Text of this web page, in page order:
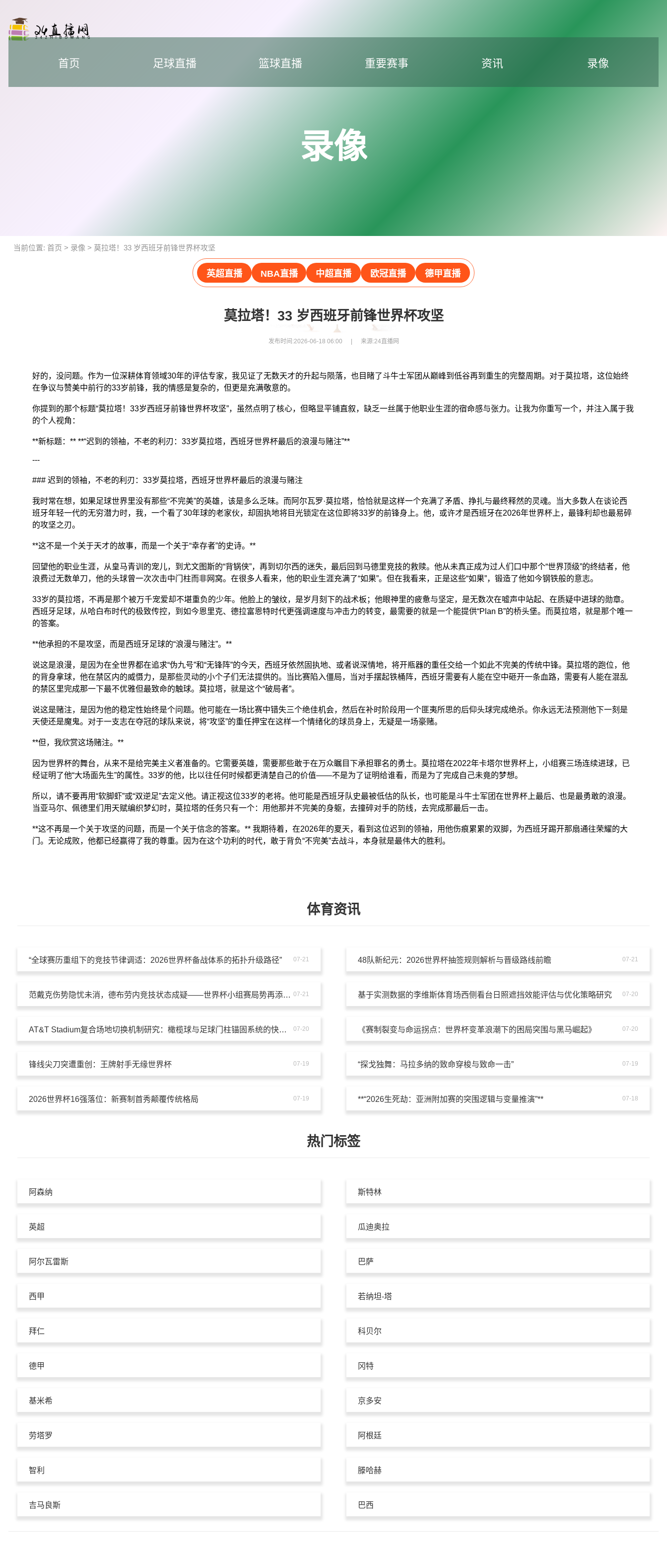
首页 足球直播 篮球直播 重要赛事 资讯 录像
录像
当前位置: 首页 > 录像 > 莫拉塔！33 岁西班牙前锋世界杯攻坚
英超直播 NBA直播 中超直播 欧冠直播 德甲直播
莫拉塔！33 岁西班牙前锋世界杯攻坚
发布时间:2026-06-18 06:00 来源:24直播网
好的，没问题。作为一位深耕体育领域30年的评估专家，我见证了无数天才的升起与陨落，也目睹了斗牛士军团从巅峰到低谷再到重生的完整周期。对于莫拉塔，这位始终
在争议与赞美中前行的33岁前锋，我的情感是复杂的，但更是充满敬意的。
你提到的那个标题“莫拉塔！33岁西班牙前锋世界杯攻坚”，虽然点明了核心，但略显平铺直叙，缺乏一丝属于他职业生涯的宿命感与张力。让我为你重写一个，并注入属于我
的个人视角：
**新标题：** **“迟到的领袖，不老的利刃：33岁莫拉塔，西班牙世界杯最后的浪漫与赌注”**
---
### 迟到的领袖，不老的利刃：33岁莫拉塔，西班牙世界杯最后的浪漫与赌注
我时常在想，如果足球世界里没有那些“不完美”的英雄，该是多么乏味。而阿尔瓦罗·莫拉塔，恰恰就是这样一个充满了矛盾、挣扎与最终释然的灵魂。当大多数人在谈论西
班牙年轻一代的无穷潜力时，我，一个看了30年球的老家伙，却固执地将目光锁定在这位即将33岁的前锋身上。他，或许才是西班牙在2026年世界杯上，最锋利却也最易碎
的攻坚之刃。
**这不是一个关于天才的故事，而是一个关于“幸存者”的史诗。**
回望他的职业生涯，从皇马青训的宠儿，到尤文图斯的“背锅侠”，再到切尔西的迷失，最后回到马德里竞技的救赎。他从未真正成为过人们口中那个“世界顶级”的终结者，他
浪费过无数单刀，他的头球曾一次次击中门柱而非网窝。在很多人看来，他的职业生涯充满了“如果”。但在我看来，正是这些“如果”，锻造了他如今钢铁般的意志。
33岁的莫拉塔，不再是那个被万千宠爱却不堪重负的少年。他脸上的皱纹，是岁月刻下的战术板；他眼神里的疲惫与坚定，是无数次在嘘声中站起、在质疑中进球的勋章。
西班牙足球，从哈白布时代的极致传控，到如今恩里克、德拉富恩特时代更强调速度与冲击力的转变，最需要的就是一个能提供“Plan B”的桥头堡。而莫拉塔，就是那个唯一
的答案。
**他承担的不是攻坚，而是西班牙足球的“浪漫与赌注”。**
说这是浪漫，是因为在全世界都在追求“伪九号”和“无锋阵”的今天，西班牙依然固执地、或者说深情地，将开瓶器的重任交给一个如此不完美的传统中锋。莫拉塔的跑位，他
的背身拿球，他在禁区内的威慑力，是那些灵动的小个子们无法提供的。当比赛陷入僵局，当对手摆起铁桶阵，西班牙需要有人能在空中砸开一条血路，需要有人能在混乱
的禁区里完成那一下最不优雅但最致命的触球。莫拉塔，就是这个“破局者”。
说这是赌注，是因为他的稳定性始终是个问题。他可能在一场比赛中错失三个绝佳机会，然后在补时阶段用一个匪夷所思的后仰头球完成绝杀。你永远无法预测他下一刻是
天使还是魔鬼。对于一支志在夺冠的球队来说，将“攻坚”的重任押宝在这样一个情绪化的球员身上，无疑是一场豪赌。
**但，我欣赏这场赌注。**
因为世界杯的舞台，从来不是给完美主义者准备的。它需要英雄，需要那些敢于在万众瞩目下承担罪名的勇士。莫拉塔在2022年卡塔尔世界杯上，小组赛三场连续进球，已
经证明了他“大场面先生”的属性。33岁的他，比以往任何时候都更清楚自己的价值——不是为了证明给谁看，而是为了完成自己未竟的梦想。
所以，请不要再用“软脚虾”或“双逆足”去定义他。请正视这位33岁的老将。他可能是西班牙队史最被低估的队长，也可能是斗牛士军团在世界杯上最后、也是最勇敢的浪漫。
当亚马尔、佩德里们用天赋编织梦幻时，莫拉塔的任务只有一个：用他那并不完美的身躯，去撞碎对手的防线，去完成那最后一击。
**这不再是一个关于攻坚的问题，而是一个关于信念的答案。** 我期待着，在2026年的夏天，看到这位迟到的领袖，用他伤痕累累的双脚，为西班牙踢开那扇通往荣耀的大
门。无论成败，他都已经赢得了我的尊重。因为在这个功利的时代，敢于背负“不完美”去战斗，本身就是最伟大的胜利。
体育资讯
“全球赛历重组下的竞技节律调适：2026世界杯备战体系的拓扑升级路径” 07-21 48队新纪元：2026世界杯抽签规则解析与晋级路线前瞻 07-21
范戴克伤势隐忧未消，德布劳内竞技状态成疑——世界杯小组赛局势再添变数 07-21 基于实测数据的李维斯体育场西侧看台日照遮挡效能评估与优化策略研究 07-20
AT&T Stadium复合场地切换机制研究：橄榄球与足球门柱锚固系统的快速转换方案 07-20 《赛制裂变与命运拐点：世界杯变革浪潮下的困局突围与黑马崛起》 07-20
锋线尖刀突遭重创：王牌射手无缘世界杯 07-19 “探戈独舞：马拉多纳的致命穿梭与致命一击” 07-19
2026世界杯16强落位：新赛制首秀颠覆传统格局 07-19 **“2026生死劫：亚洲附加赛的突围逻辑与变量推演”** 07-18
热门标签
阿森纳 斯特林
英超 瓜迪奥拉
阿尔瓦雷斯 巴萨
西甲 若纳坦-塔
拜仁 科贝尔
德甲 冈特
基米希 京多安
劳塔罗 阿根廷
智利 滕哈赫
吉马良斯 巴西